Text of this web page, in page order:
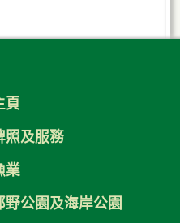
頁
照及服務
業
野公園及海岸公園